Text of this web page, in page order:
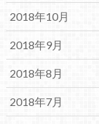
2018年10月
2018年9月
2018年8月
2018年7月